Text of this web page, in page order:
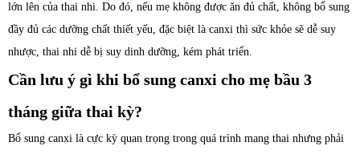
lớn lên của thai nhi. Do đó, nếu mẹ không được ăn đủ chất, không bổ sung
đầy đủ các dưỡng chất thiết yếu, đặc biệt là canxi thì sức khỏe sẽ dễ suy
nhược, thai nhi dễ bị suy dinh dưỡng, kém phát triển.
Cần lưu ý gì khi bổ sung canxi cho mẹ bầu 3
tháng giữa thai kỳ?
Bổ sung canxi là cực kỳ quan trọng trong quá trình mang thai nhưng phải